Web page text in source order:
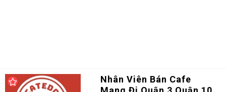
Nhân Viên Bán Cafe